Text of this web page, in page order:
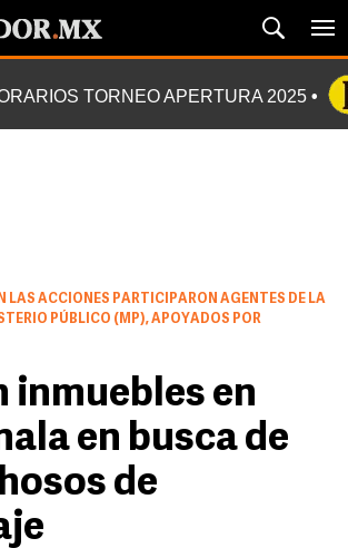
TORNEO APERTURA 2025
LAS ACCIONES PARTICIPARON AGENTES DE LA
PÚBLICO (MP), APOYADOS POR
inmuebles en
en busca de
de